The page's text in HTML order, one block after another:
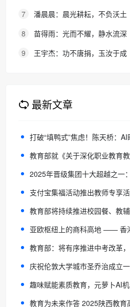
座走进广东科技学院
7
潘晨晨：晨光耕耘，不负沃土
8
苗得雨：光而不耀，静水流深
9
王宇杰：功不唐捐，玉汝于成
最新文章
打破“填鸭式”焦虑！陈天桥：AI时代没必要什么
教育部就《关于深化职业教育教学关键
2025年晋级集团十大超越之一
支付宝集福活动推出教师专享活动 ：“身
教育部将持续推进校园餐、教
亚欧枢纽上的商科高地 —— 香港亚欧高级
教育部：将有序推进中考改革，减少超纲
庆祝伦敦大学城市圣乔治成立一周年：整合
趣味赋能素质教育，元萝卜AI
教育为未来作答 2025陕西教育